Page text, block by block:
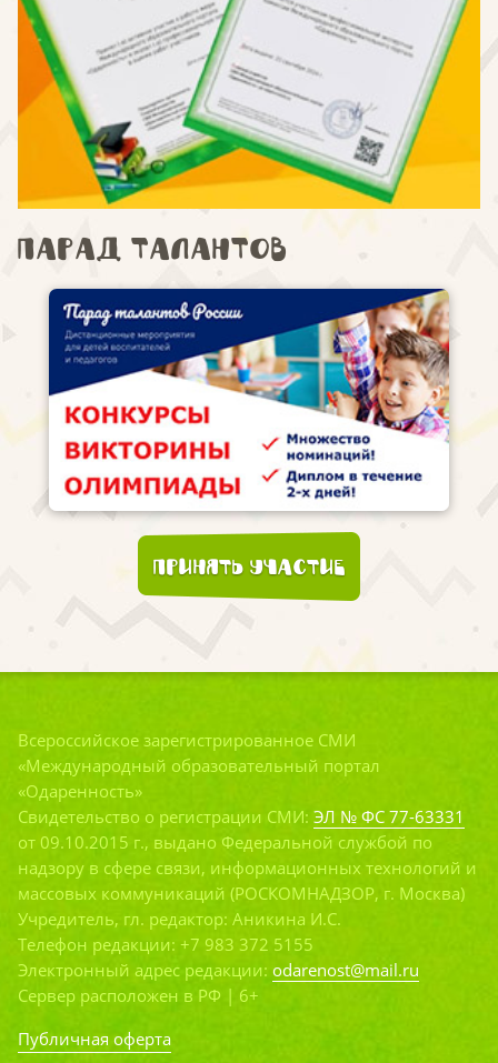
Парад талантов
Принять участие
Всероссийское зарегистрированное СМИ
«Международный образовательный портал
«Одаренность»
Свидетельство о регистрации СМИ: ЭЛ № ФС 77-63331
от 09.10.2015 г., выдано Федеральной службой по
надзору в сфере связи, информационных технологий и
массовых коммуникаций (РОСКОМНАДЗОР, г. Москва)
Учредитель, гл. редактор: Аникина И.С.
Телефон редакции: +7 983 372 5155
Электронный адрес редакции: odarenost@mail.ru
Сервер расположен в РФ | 6+
Публичная оферта